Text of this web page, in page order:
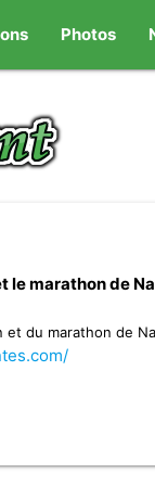
Photos
le marathon de
et du marathon de Na